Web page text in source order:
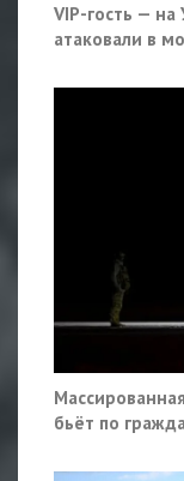
VIP-гость —
атаковали в
бьёт по